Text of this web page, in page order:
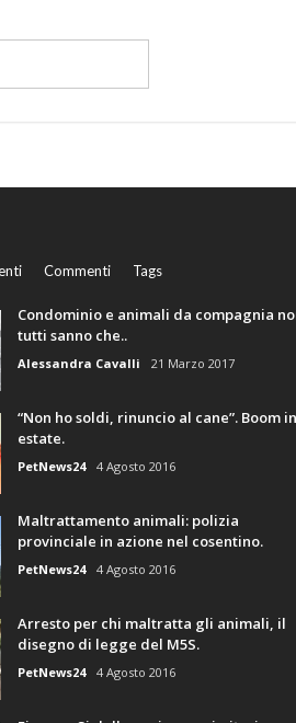
Commenti Tags
Condominio e animali da compagnia
tutti sanno che..
Alessandra Cavalli 21 Marzo 2017
“Non ho soldi, rinuncio al cane”. Boom in
estate.
PetNews24 4 Agosto 2016
Maltrattamento animali: polizia
provinciale in azione nel cosentino.
PetNews24 4 Agosto 2016
Arresto per chi maltratta gli animali, il
disegno di legge del M5S.
PetNews24 4 Agosto 2016